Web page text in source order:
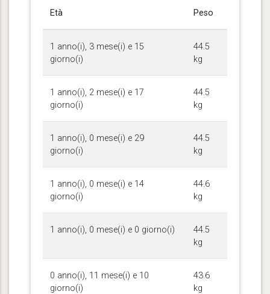
Età Peso
1 anno(i), 3 mese(i) e 15
giorno(i)
44.5
kg
1 anno(i), 2 mese(i) e 17
giorno(i)
44.5
kg
1 anno(i), 0 mese(i) e 29
giorno(i)
44.5
kg
1 anno(i), 0 mese(i) e 14
giorno(i)
44.6
kg
1 anno(i), 0 mese(i) e 0 giorno(i)
44.5
kg
0 anno(i), 11 mese(i) e 10
giorno(i)
43.6
kg